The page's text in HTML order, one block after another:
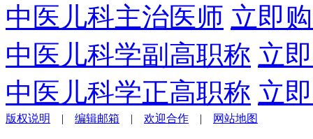
中医儿科主治医师 立即
中医儿科学副高职称 立
中医儿科学正高职称 立
版权说明 | 编辑邮箱 | 欢迎合作 | 网站地图